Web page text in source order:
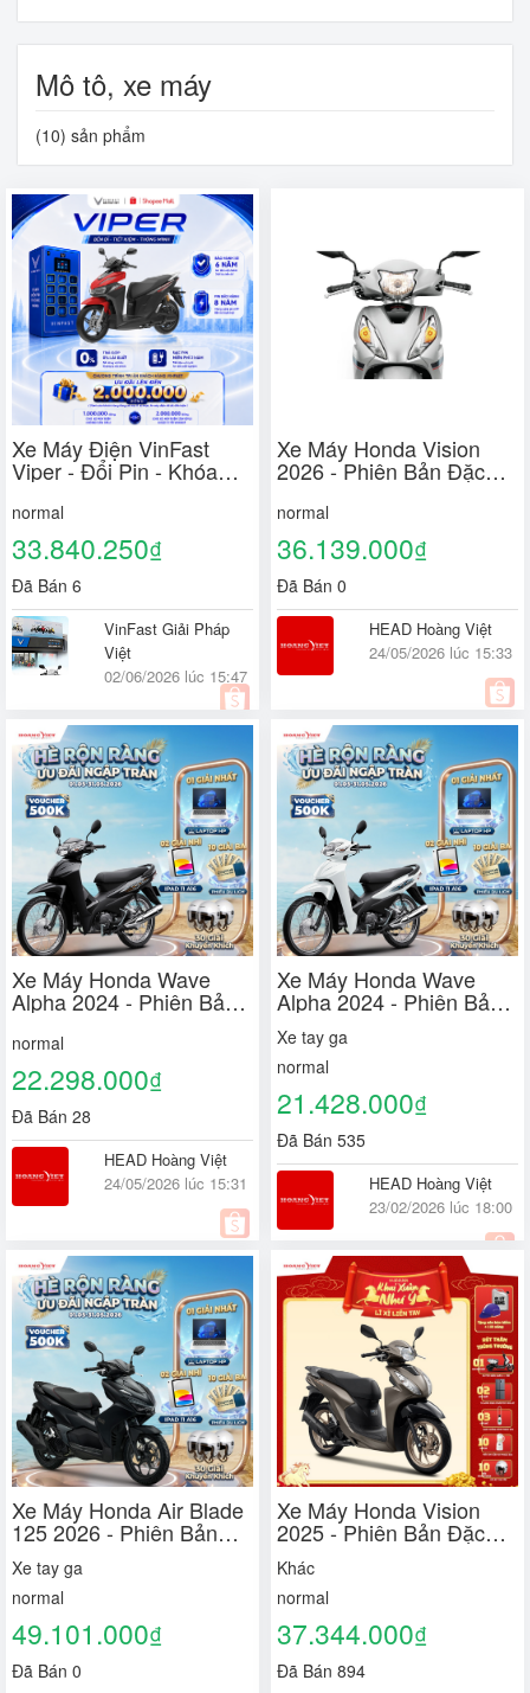
Mô tô, xe máy
(10) sản phẩm
Xe Máy Điện VinFast
Viper - Đổi Pin - Khóa
SmartKey - Động Cơ
3000w
normal
33.840.250₫
Đã Bán 6
VinFast Giải Pháp
Việt
02/06/2026 lúc 15:47
Xe Máy Honda Vision
2026 - Phiên Bản Đặc
normal
36.139.000₫
Đã Bán 0
HEAD Hoàng Việt
24/05/2026 lúc 15:33
Xe Máy Honda Wave
Alpha 2024 - Phiên Bản
Đặc Biệt
normal
22.298.000₫
Đã Bán 28
HEAD Hoàng Việt
24/05/2026 lúc 15:31
Xe Máy Honda Wave
Alpha 2024 - Phiên Bản
Tiêu Chuẩn
Xe tay ga
normal
21.428.000₫
Đã Bán 535
HEAD Hoàng Việt
23/02/2026 lúc 18:00
Xe Máy Honda Air Blade
125 2026 - Phiên Bản
Đặc Biệt
Xe tay ga
normal
49.101.000₫
Đã Bán 0
Xe Máy Honda Vision
2025 - Phiên Bản Đặc
Biệt
Khác
normal
37.344.000₫
Đã Bán 894